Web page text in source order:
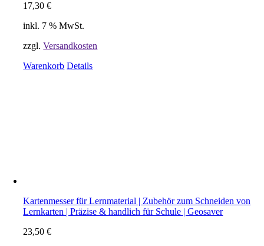
17,30€
inkl. 7 % MwSt.
zzgl.Versandkosten
Warenkorb Details
Kartenmesser für Lernmaterial | Zubehör zum Schneiden von
Lernkarten | Präzise & handlich für Schule | Geosaver
23,50€